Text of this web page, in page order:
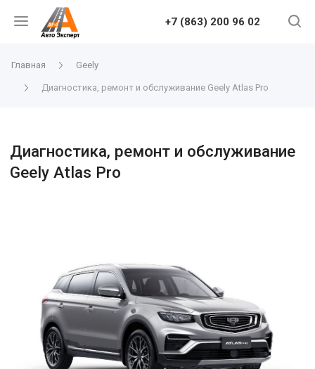
+7 (863) 200 96 02
Главная Geely
Диагностика, ремонт и обслуживание Geely Atlas Pro
Диагностика, ремонт и обслуживание
Geely Atlas Pro